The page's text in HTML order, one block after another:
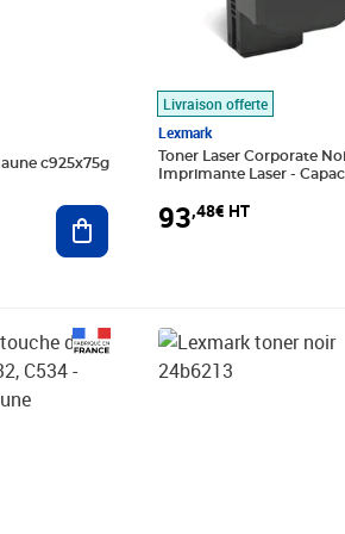
c925x75g
Ajouter au panier
Livraison offerte
Lexmark
Toner Laser Corporate
Imprimante Laser -
93,48€ HT
HT Prix barré 241,66€ HT
Prix 144,35€ HT